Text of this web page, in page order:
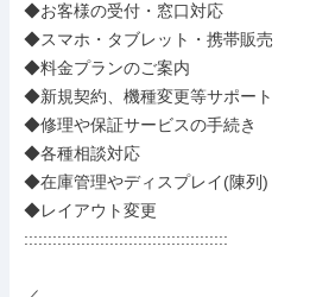
◆お客様の受付・窓口対応
◆スマホ・タブレット・携帯販売
◆料金プランのご案内
◆新規契約、機種変更等サポート
◆修理や保証サービスの手続き
◆各種相談対応
◆在庫管理やディスプレイ(陳列)
◆レイアウト変更
:::::::::::::::::::::::::::::::::::::::::::